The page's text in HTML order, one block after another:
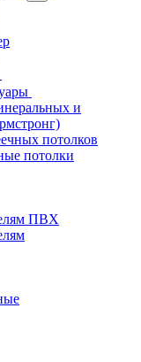
и
потолков
потолки
ПВХ